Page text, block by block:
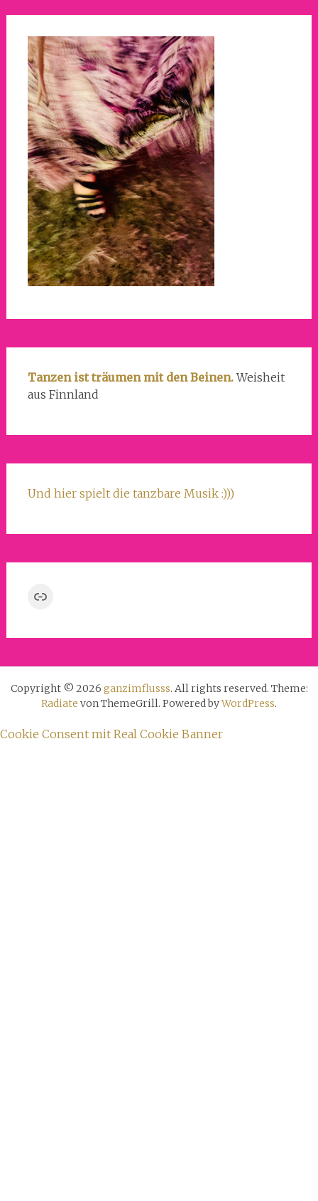
Tanzen ist träumen mit den Beinen. Weisheit
aus Finnland
Und hier spielt die tanzbare Musik :)))
Link
Copyright © 2026 ganzimflusss. All rights reserved. Theme:
Radiate von ThemeGrill. Powered byWordPress.
Cookie Consent mit Real Cookie Banner